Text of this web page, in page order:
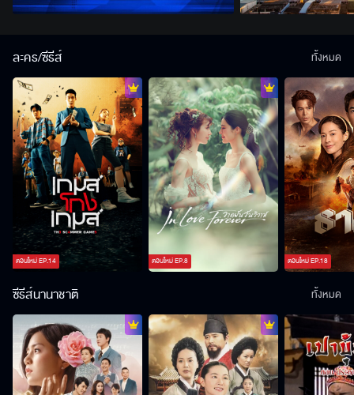
ละคร/ซีรีส์
ตอนใหม่EP.14 ตอนใหม่EP.8 ตอนใหม่EP.18
ทั้งหมด
ซีรีส์นานาชาติ ทั้งหมด